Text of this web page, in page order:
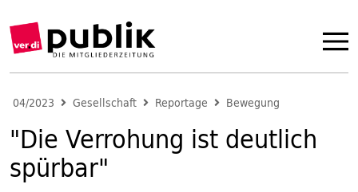
04/2023 Gesellschaft Reportage Bewegung
"Die Verrohung ist deutlich
spürbar"